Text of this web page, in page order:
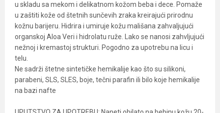
u skladu sa mekom i delikatnom kožom beba i dece. Pomaže
u zaštiti kože od štetnih sunčevih zraka kreirajući prirodnu
kožnu barijeru. Hidrira i umiruje kožu mališana zahvaljujući
organskoj Aloa Veri i hidrolatu ruže. Lako se nanosi zahvljujući
nežnoj i kremastoj strukturi. Pogodno za upotrebu na licu i
telu.
Ne sadrži štetne sintetičke hemikalije kao što su silikoni,
parabeni, SLS, SLES, boje, tečni parafin ili bilo koje hemikalije
na bazi nafte